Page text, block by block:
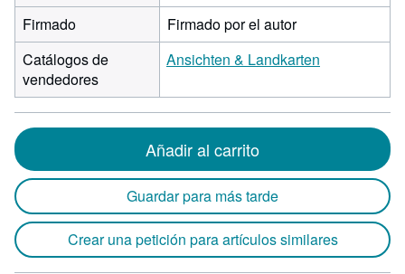
Firmado
Firmado por el autor
Catálogos de
vendedores
Ansichten & Landkarten
Añadir al carrito
Guardar para más tarde
Crear una petición para artículos similares